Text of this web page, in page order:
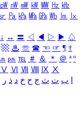
㎺ ㎻ ㎽ ㎾ ㎿ ㎐ ㎑
㎩ ㎪ ㎫ ㎬ ㏝ ㏐
㏓
↓ ↔ 〓 ◁ ◀ ▷ ▶ ♤
▩ ♨ ☏ ☎ ☜ ☞ ¶ †
㏘ ℡ ＃ ＆ ＊ ＠ ª º
Ⅴ Ⅵ Ⅶ Ⅷ Ⅸ Ⅹ
ب ت ث ج ح خ د ذ ر